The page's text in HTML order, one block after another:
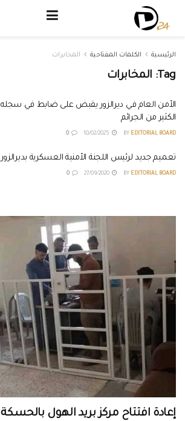
الرئيسية الكلمات المفتاحية المخابرات
Tag: المخابرات
الأمن العام في ديرالزور يقبض على ضابط في سجله
الكثير من الجرائم
BY EDITORIAL BOARD
تعميم جديد لرئيس اللجنة الأمنية العسكرية بديرالزور
BY EDITORIAL BOARD
إعادة افتتاح مركز بريد الهول بالحسكة